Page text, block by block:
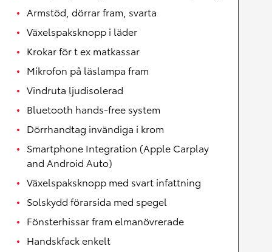
Armstöd, dörrar fram, svarta
Växelspaksknopp i läder
Krokar för t ex matkassar
Mikrofon på läslampa fram
Vindruta ljudisolerad
Bluetooth hands-free system
Dörrhandtag invändiga i krom
Smartphone Integration (Apple Carplay
and Android Auto)
Växelspaksknopp med svart infattning
Solskydd förarsida med spegel
Fönsterhissar fram elmanövrerade
Handskfack enkelt